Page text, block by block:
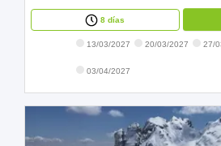
8 días
13/03/2027 20/03/2027 27/
03/04/2027